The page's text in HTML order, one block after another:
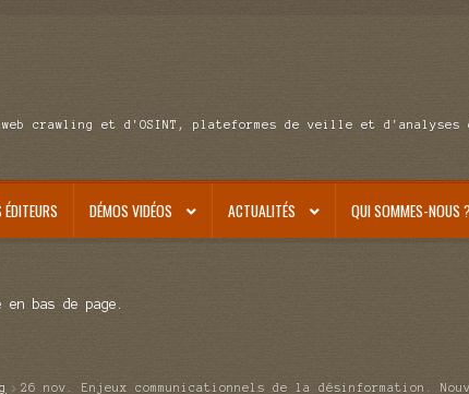
crawling et d'OSINT, plateformes de veille et d'analyses
ÉDITEURS DÉMOS VIDÉOS ACTUALITÉS QUI SOMMES-NOUS ?
bas de page.
26 nov. Enjeux communicationnels de la désinformation.